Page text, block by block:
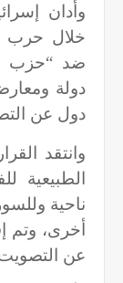
خلال حرب
دولة
دول عن
وانتقد
الطبيعية
ناحية
عن